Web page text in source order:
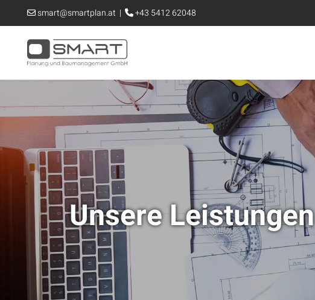
 smart@smartplan.at |  +43 5412 62048
Unsere Leistungen